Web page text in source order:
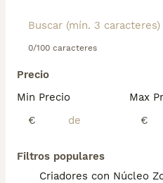
0/100 caracteres
Precio
Min Precio
€
Max
€
Filtros populares
Criadores con Núcleo